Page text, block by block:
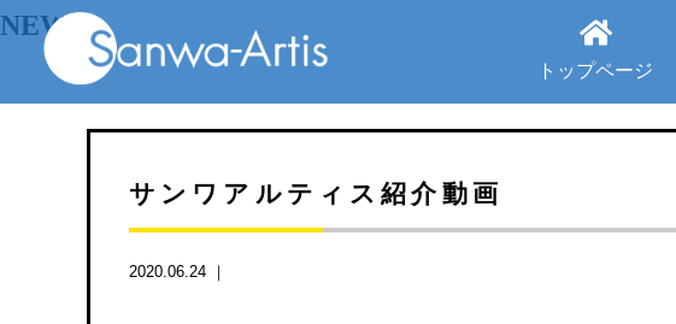
トップページ
NEWS
サンワアルティス紹介動画
2020.06.24 ｜